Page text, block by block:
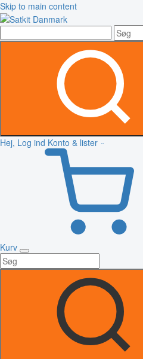
Skip to main content
Hej, Log ind Konto & lister
Kurv